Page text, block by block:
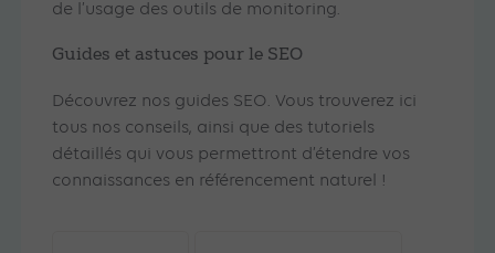
de l’usage des outils de monitoring.
Guides et astuces pour le SEO
Découvrez nos guides SEO. Vous trouverez ici
tous nos conseils, ainsi que des tutoriels
détaillés qui vous permettront d’étendre vos
connaissances en référencement naturel !